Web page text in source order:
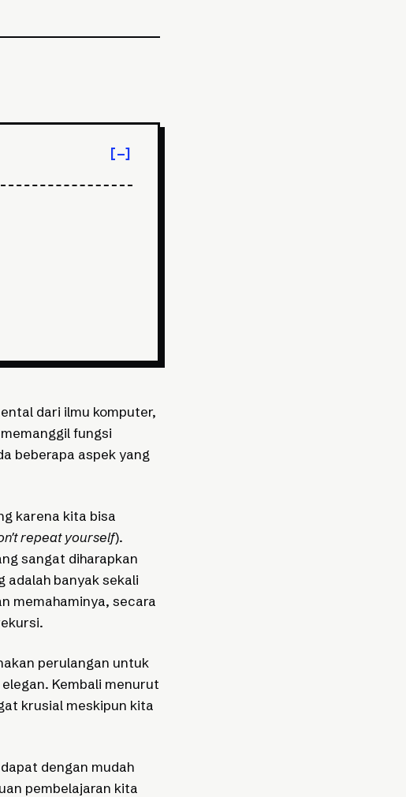
dari ilmu komputer,
fungsi
beberapa aspek yang
karena kita bisa
repeat yourself).
sangat diharapkan
adalah banyak sekali
memahaminya, secara
perulangan untuk
Kembali menurut
krusial meskipun kita
dengan mudah
pembelajaran kita